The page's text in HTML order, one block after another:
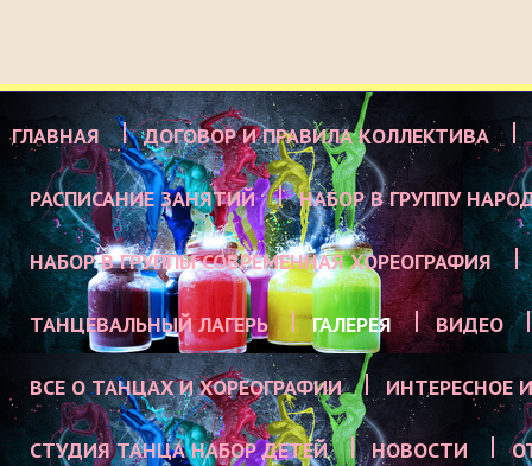
ГЛАВНАЯ ДОГОВОР И ПРАВИЛА КОЛЛЕКТИВА
РАСПИСАНИЕ ЗАНЯТИЙ НАБОР В ГРУППУ
НАБОР В ГРУППЫ СОВРЕМЕННАЯ ХОРЕОГРАФИЯ
ТАНЦЕВАЛЬНЫЙ ЛАГЕРЬ ГАЛЕРЕЯ ВИДЕО
ВСЕ О ТАНЦАХ И ХОРЕОГРАФИИ ИНТЕРЕСНОЕ
СТУДИЯ ТАНЦА НАБОР ДЕТЕЙ НОВОСТИ